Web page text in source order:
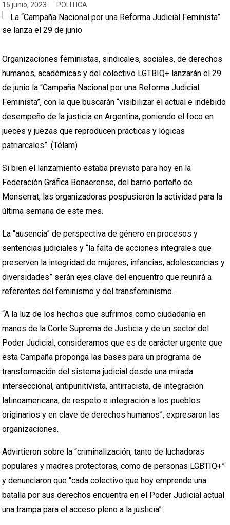
15 junio, 2023 POLITICA
Organizaciones feministas, sindicales, sociales, de derechos
humanos, académicas y del colectivo LGTBIQ+ lanzarán el 29
de junio la “Campaña Nacional por una Reforma Judicial
Feminista”, con la que buscarán “visibilizar el actual e indebido
desempeño de la justicia en Argentina, poniendo el foco en
jueces y juezas que reproducen prácticas y lógicas
patriarcales”. (Télam)
Si bien el lanzamiento estaba previsto para hoy en la
Federación Gráfica Bonaerense, del barrio porteño de
Monserrat, las organizadoras pospusieron la actividad para la
última semana de este mes.
La “ausencia” de perspectiva de género en procesos y
sentencias judiciales y “la falta de acciones integrales que
preserven la integridad de mujeres, infancias, adolescencias y
diversidades” serán ejes clave del encuentro que reunirá a
referentes del feminismo y del transfeminismo.
“A la luz de los hechos que sufrimos como ciudadanía en
manos de la Corte Suprema de Justicia y de un sector del
Poder Judicial, consideramos que es de carácter urgente que
esta Campaña proponga las bases para un programa de
transformación del sistema judicial desde una mirada
interseccional, antipunitivista, antirracista, de integración
latinoamericana, de respeto e integración a los pueblos
originarios y en clave de derechos humanos”, expresaron las
organizaciones.
Advirtieron sobre la “criminalización, tanto de luchadoras
populares y madres protectoras, como de personas LGBTIQ+”
y denunciaron que “cada colectivo que hoy emprende una
batalla por sus derechos encuentra en el Poder Judicial actual
una trampa para el acceso pleno a la justicia”.